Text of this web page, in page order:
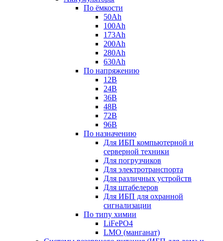
По ёмкости
50Ah
100Ah
173Ah
200Ah
280Ah
630Ah
По напряжению
12В
24В
36В
48В
72В
96В
По назначению
Для ИБП компьютерной и
серверной техники
Для погрузчиков
Для электротранспорта
Для различных устройств
Для штабелеров
Для ИБП для охранной
сигнализации
По типу химии
LiFePO4
LMO (манганат)